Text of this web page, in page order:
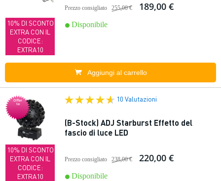
10% DI SCONTO
EXTRA CON IL
CODICE:
EXTRA10
Prezzo consigliato 255,00 € 189,00 €
Disponibile
Aggiungi al carrello
Offer
ta
10% DI SCONTO
EXTRA CON IL
CODICE:
EXTRA10
10 Valutazioni
(B-Stock) ADJ Starburst Effetto del
fascio di luce LED
Prezzo consigliato 238,00 € 220,00 €
Disponibile